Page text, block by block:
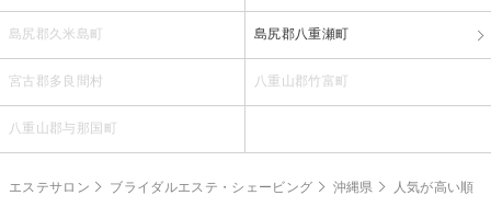
島尻郡久米島町 島尻郡八重瀬町
宮古郡多良間村 八重山郡竹富町
八重山郡与那国町
エステサロン ブライダルエステ・シェービング 沖縄県 人気が高い順